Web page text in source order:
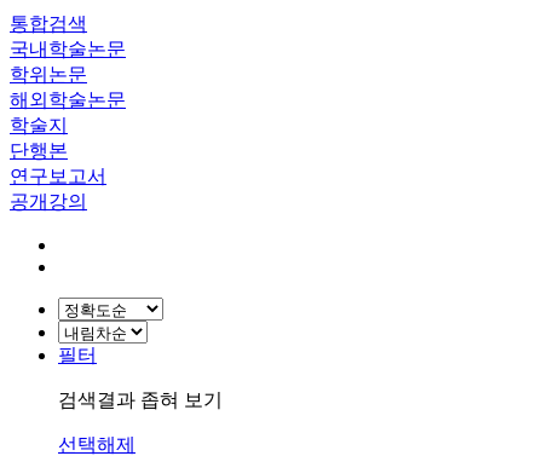
통합검색
국내학술논문
학위논문
해외학술논문
학술지
단행본
연구보고서
공개강의
필터
검색결과 좁혀 보기
선택해제